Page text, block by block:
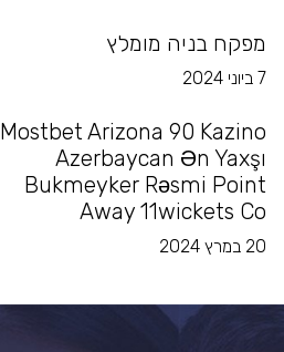
מפקח בניה מומלץ
7 ביוני 2024
Mostbet Arizona 90 Kazino
Azerbaycan Ən Yaxşı
Bukmeyker Rəsmi Point
Away 11wickets Co
20 במרץ 2024